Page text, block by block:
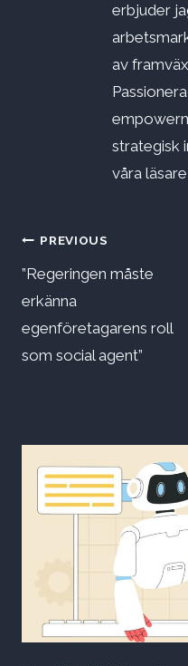
erbjuder
av
strategisk
våra
PREVIOUS
”Regeringen måste
erkänna
egenföretagarens roll
som social agent”